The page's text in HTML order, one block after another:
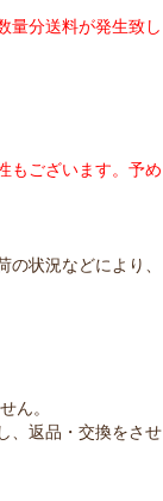
分送料が発生致し
もございます。予め
状況などにより、
ん。
、返品・交換をさせ